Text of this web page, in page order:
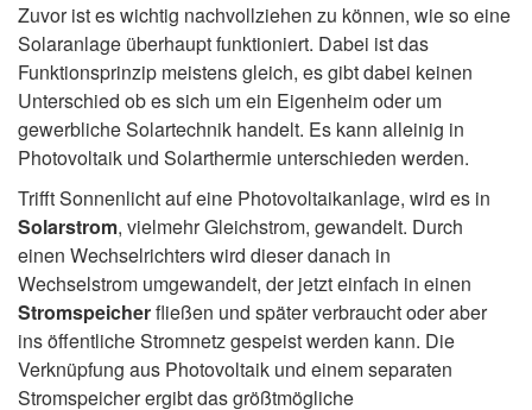
Zuvor ist es wichtig nachvollziehen zu können, wie so eine
Solaranlage überhaupt funktioniert. Dabei ist das
Funktionsprinzip meistens gleich, es gibt dabei keinen
Unterschied ob es sich um ein Eigenheim oder um
gewerbliche Solartechnik handelt. Es kann alleinig in
Photovoltaik und Solarthermie unterschieden werden.
Trifft Sonnenlicht auf eine Photovoltaikanlage, wird es in
Solarstrom, vielmehr Gleichstrom, gewandelt. Durch
einen Wechselrichters wird dieser danach in
Wechselstrom umgewandelt, der jetzt einfach in einen
Stromspeicherfließen und später verbraucht oder aber
ins öffentliche Stromnetz gespeist werden kann. Die
Verknüpfung aus Photovoltaik und einem separaten
Stromspeicher ergibt das größtmögliche